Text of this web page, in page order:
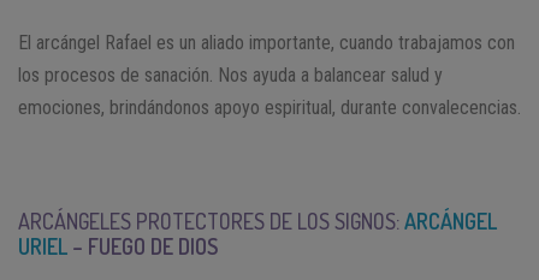
El arcángel Rafael es un aliado importante, cuando trabajamos con
los procesos de sanación. Nos ayuda a balancear salud y
emociones, brindándonos apoyo espiritual, durante convalecencias.
ARCÁNGELES PROTECTORES DE LOS SIGNOS:ARCÁNGEL
URIEL – FUEGO DE DIOS